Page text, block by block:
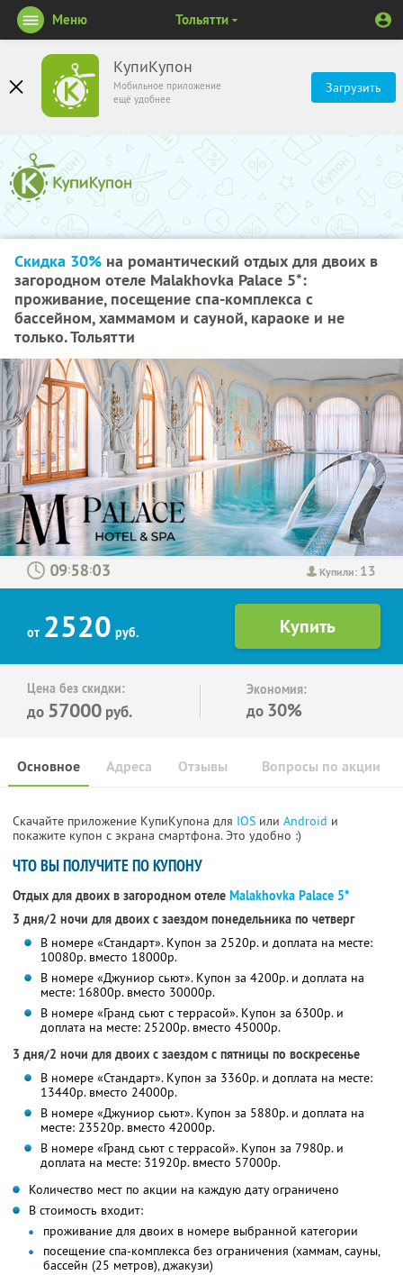
КупиКупон
Мобильное приложение
ещё удобнее
Загрузить
Меню Тольятти
Скидка 30% на романтический отдых для двоих в
загородном отеле Malakhovka Palace 5*:
проживание, посещение спа-комплекса с
бассейном, хаммамом и сауной, караоке и не
только. Тольятти
Купили: 13
: :
от 2520 руб.
Цена без скидки:
до 57000 руб.
Экономия:
до 30%
Основное Отзывы Вопросы по акции
Адреса
Скачайте приложение КупиКупона для IOS или Android и
покажите купон с экрана смартфона. Это удобно :)
ЧТО ВЫ ПОЛУЧИТЕ ПО КУПОНУ
Отдых для двоих в загородном отеле Malakhovka Palace 5*
3 дня/2 ночи для двоих с заездом понедельника по четверг
В номере «Стандарт». Купон за 2520р. и доплата на месте:
10080р. вместо 18000р.
В номере «Джуниор сьют». Купон за 4200р. и доплата на
месте: 16800р. вместо 30000р.
В номере «Гранд сьют с террасой». Купон за 6300р. и
доплата на месте: 25200р. вместо 45000р.
3 дня/2 ночи для двоих с заездом с пятницы по воскресенье
В номере «Стандарт». Купон за 3360р. и доплата на месте:
13440р. вместо 24000р.
В номере «Джуниор сьют». Купон за 5880р. и доплата на
месте: 23520р. вместо 42000р.
В номере «Гранд сьют с террасой». Купон за 7980р. и
доплата на месте: 31920р. вместо 57000р.
Количество мест по акции на каждую дату ограничено
В стоимость входит:
проживание для двоих в номере выбранной категории
посещение спа-комплекса без ограничения (хаммам, сауны,
бассейн (25 метров), джакузи)